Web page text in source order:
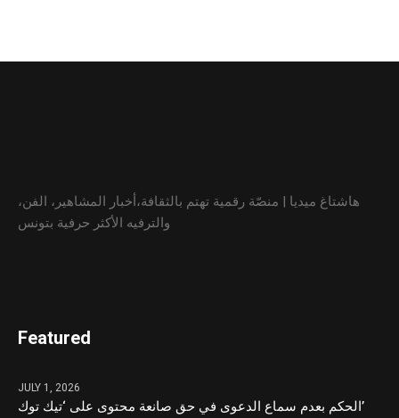
هاشتاغ ميديا | منصّة رقمية تهتم بالثقافة،أخبار المشاهير، الفن،
والترفيه الأكثر حرفية بتونس
Featured
JULY 1, 2026
الحكم بعدم سماع الدعوى في حق صانعة محتوى على ‘تيك توك’